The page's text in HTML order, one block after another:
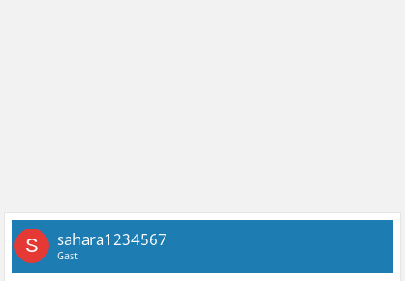
S sahara1234567
Gast